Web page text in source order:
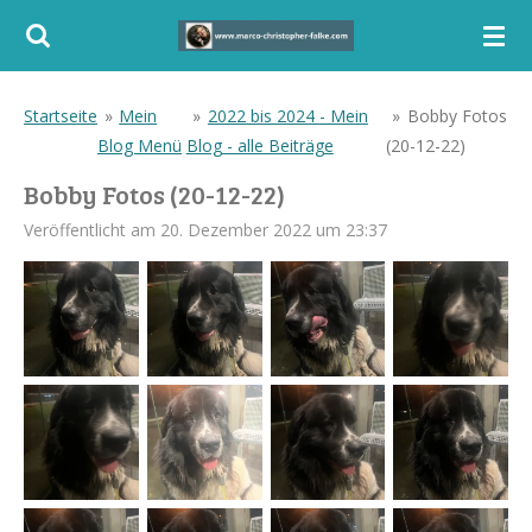
Zum
Startseite » Mein
Blog Menü
» 2022 bis 2024 - Mein
Blog - alle Beiträge
» Bobby Fotos
(20-12-22)
Bobby Fotos (20-12-22)
Veröffentlicht am 20. Dezember 2022 um 23:37